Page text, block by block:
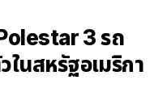
3 รถ
ในสหรัฐอเมริกา